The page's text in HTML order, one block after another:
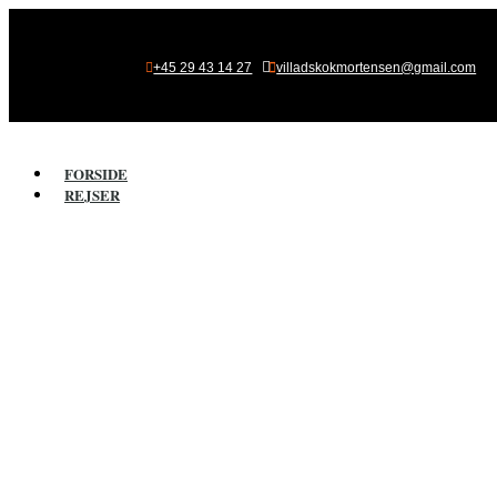
+45 29 43 14 27  villadskokmortensen@gmail.com
FORSIDE
REJSER